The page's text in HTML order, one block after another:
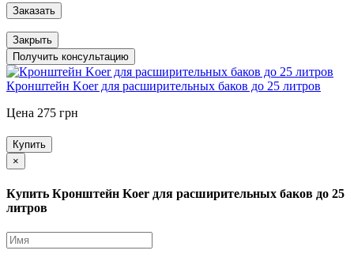
Заказать
Закрыть
Получить консультацию
Кронштейн Koer для расширительных баков до 25 литров
Цена 275 грн
Купить
×
Купить Кронштейн Koer для расширительных баков до 25
литров